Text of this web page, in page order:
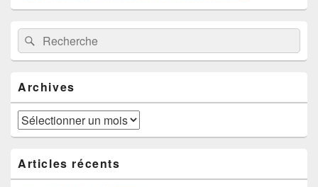
Zone
principale
de
widget
barre
latérale
Recherche :Rechercher
Archives
Archives
Articles récents